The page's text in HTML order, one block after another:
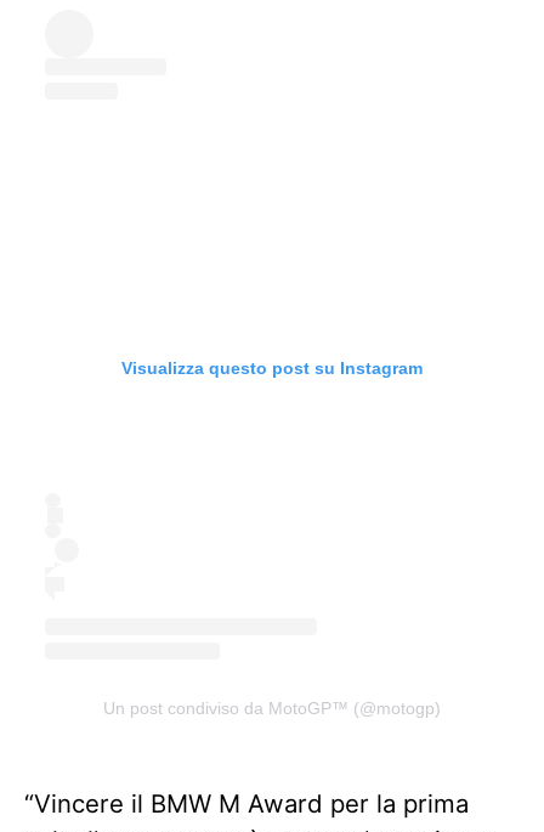
Visualizza questo post su Instagram
Un post condiviso da MotoGP™ (@motogp)
“Vincere il BMW M Award per la prima